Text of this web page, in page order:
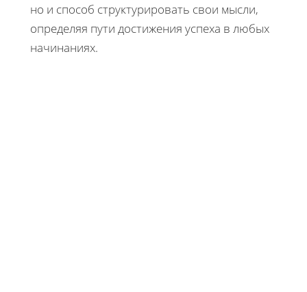
но и способ структурировать свои мысли,
определяя пути достижения успеха в любых
начинаниях.